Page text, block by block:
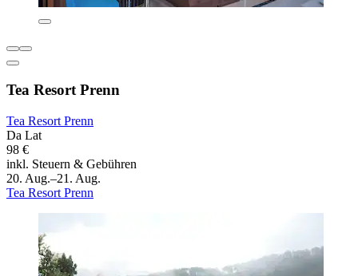
Tea Resort Prenn
Tea Resort Prenn
Da Lat
98 €
inkl. Steuern & Gebühren
20. Aug.–21. Aug.
Tea Resort Prenn